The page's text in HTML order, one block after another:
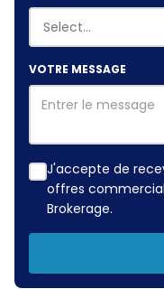
VOTRE MESSAGE
J'accepte de
offres
Brokerage.